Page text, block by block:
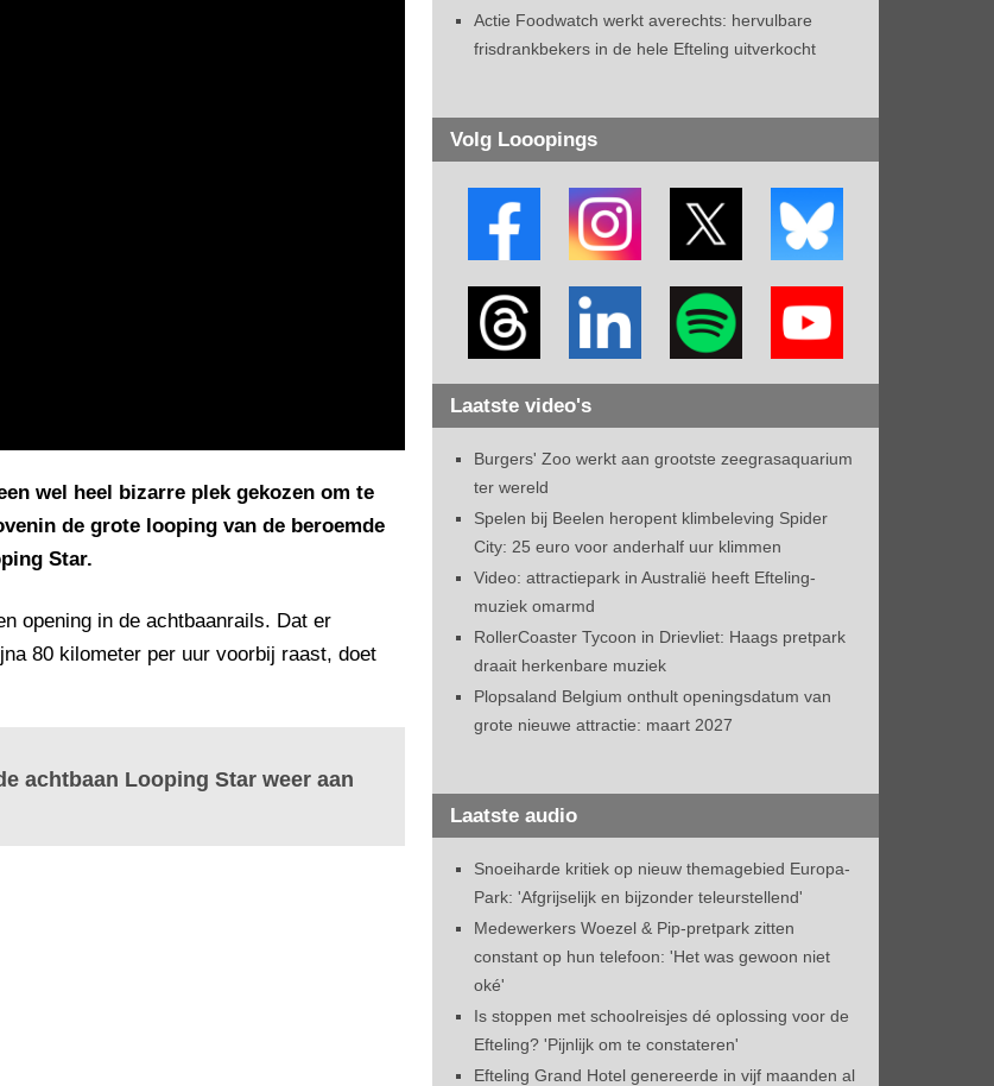
wel heel bizarre plek gekozen om te
de grote looping van de beroemde
Star.
opening in de achtbaanrails. Dat er
80 kilometer per uur voorbij raast, doet
achtbaan Looping Star weer aan
Actie Foodwatch werkt averechts: hervulbare
frisdrankbekers in de hele Efteling uitverkocht
Volg Looopings
Laatste video's
Burgers' Zoo werkt aan grootste zeegrasaquarium
ter wereld
Spelen bij Beelen heropent klimbeleving Spider
City: 25 euro voor anderhalf uur klimmen
Video: attractiepark in Australië heeft Efteling-
muziek omarmd
RollerCoaster Tycoon in Drievliet: Haags pretpark
draait herkenbare muziek
Plopsaland Belgium onthult openingsdatum van
grote nieuwe attractie: maart 2027
Laatste audio
Snoeiharde kritiek op nieuw themagebied Europa-
Park: 'Afgrijselijk en bijzonder teleurstellend'
Medewerkers Woezel & Pip-pretpark zitten
constant op hun telefoon: 'Het was gewoon niet
oké'
Is stoppen met schoolreisjes dé oplossing voor de
Efteling? 'Pijnlijk om te constateren'
Efteling Grand Hotel genereerde in vijf maanden al